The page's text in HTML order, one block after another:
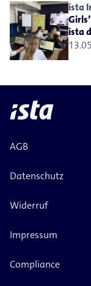
ista
ista
AGB
Datenschutz
Widerruf
Impressum
Compliance